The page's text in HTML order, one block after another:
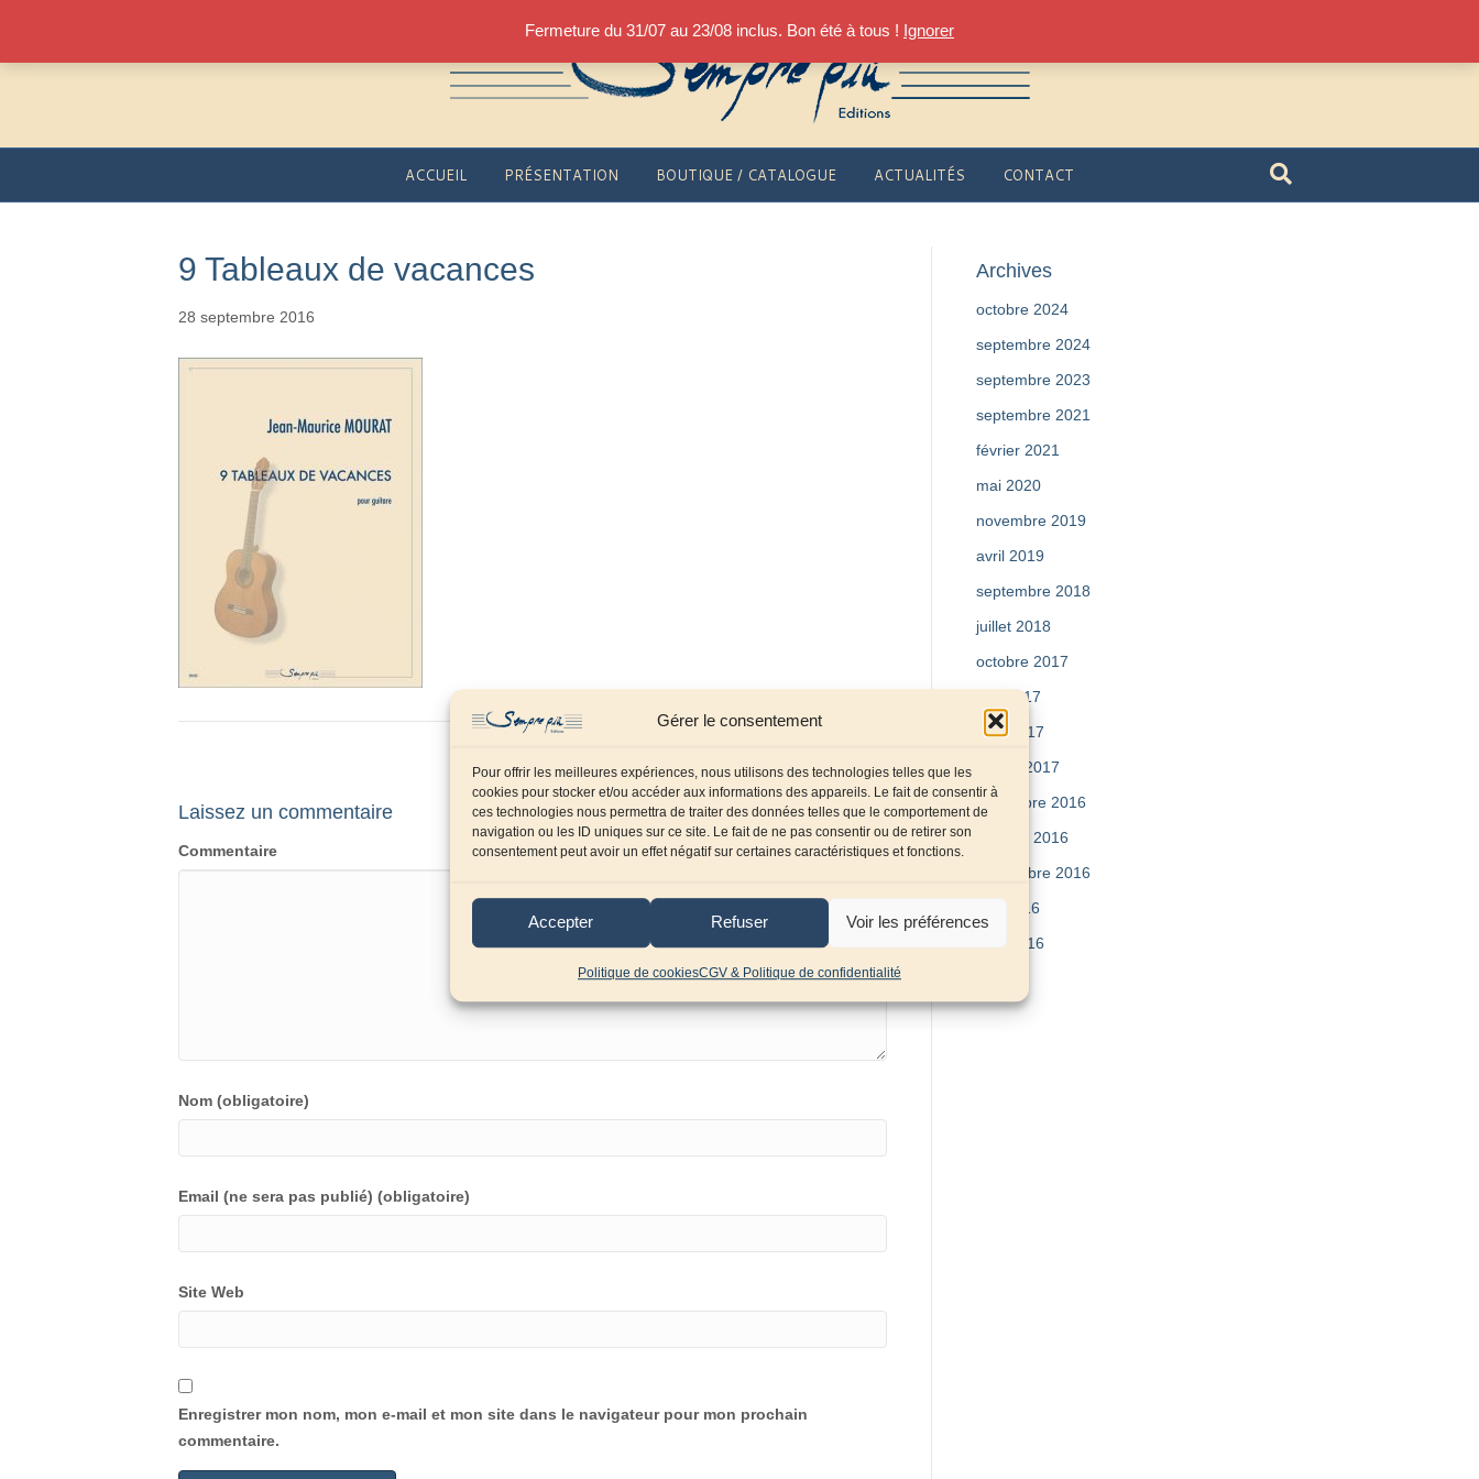
Gérer le consentement
Pour offrir les meilleures expériences, nous utilisons des technologies telles que les
cookies pour stocker et/ou accéder aux informations des appareils. Le fait de consentir à
ces technologies nous permettra de traiter des données telles que le comportement de
navigation ou les ID uniques sur ce site. Le fait de ne pas consentir ou de retirer son
consentement peut avoir un effet négatif sur certaines caractéristiques et fonctions.
Accepter Refuser Voir les préférences
Politique de cookiesCGV & Politique de confidentialité
Fermeture du 31/07 au 23/08 inclus. Bon été à tous ! Ignorer
ACCUEIL PRÉSENTATION BOUTIQUE / CATALOGUE ACTUALITÉS CONTACT
9 Tableaux de vacances
28 septembre 2016
Laissez un commentaire
Commentaire
Nom (obligatoire)
Email (ne sera pas publié) (obligatoire)
Site Web
Enregistrer mon nom, mon e-mail et mon site dans le navigateur pour mon prochain
commentaire.
Archives
octobre 2024
septembre 2024
septembre 2023
septembre 2021
février 2021
mai 2020
novembre 2019
avril 2019
septembre 2018
juillet 2018
octobre 2017
mai 2017
avril 2017
février 2017
décembre 2016
octobre 2016
septembre 2016
juin 2016
avril 2016